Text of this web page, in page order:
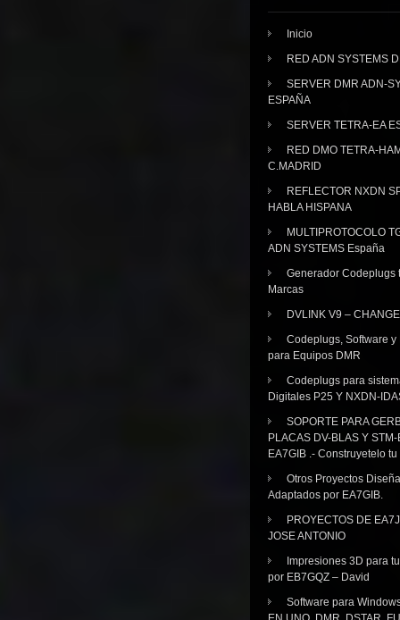
Inicio
RED ADN SYSTEMS
SERVER DMR ADN-
ESPAÑA
SERVER TETRA-EA
RED DMO TETRA-
C.MADRID
REFLECTOR NXDN
HABLA HISPANA
MULTIPROTOCOLO
ADN SYSTEMS España
Generador Codeplugs
Marcas
DVLINK V9 –
Codeplugs, Software y
para Equipos DMR
Codeplugs para
Digitales P25 Y NXDN-
SOPORTE PARA
PLACAS DV-BLAS Y
EA7GIB .- Construyetelo
Otros Proyectos
Adaptados por EA7GIB.
PROYECTOS DE
JOSE ANTONIO
Impresiones 3D para
por EB7GQZ – David
Software para